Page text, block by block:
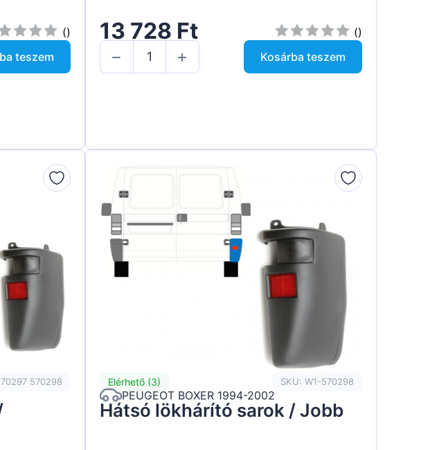
()
teszem
13 728 Ft
()
Kosárba teszem
570298 Elérhető (3) SKU: W1-570298
PEUGEOT BOXER 1994-2002
Hátsó lökhárító sarok / Jobb